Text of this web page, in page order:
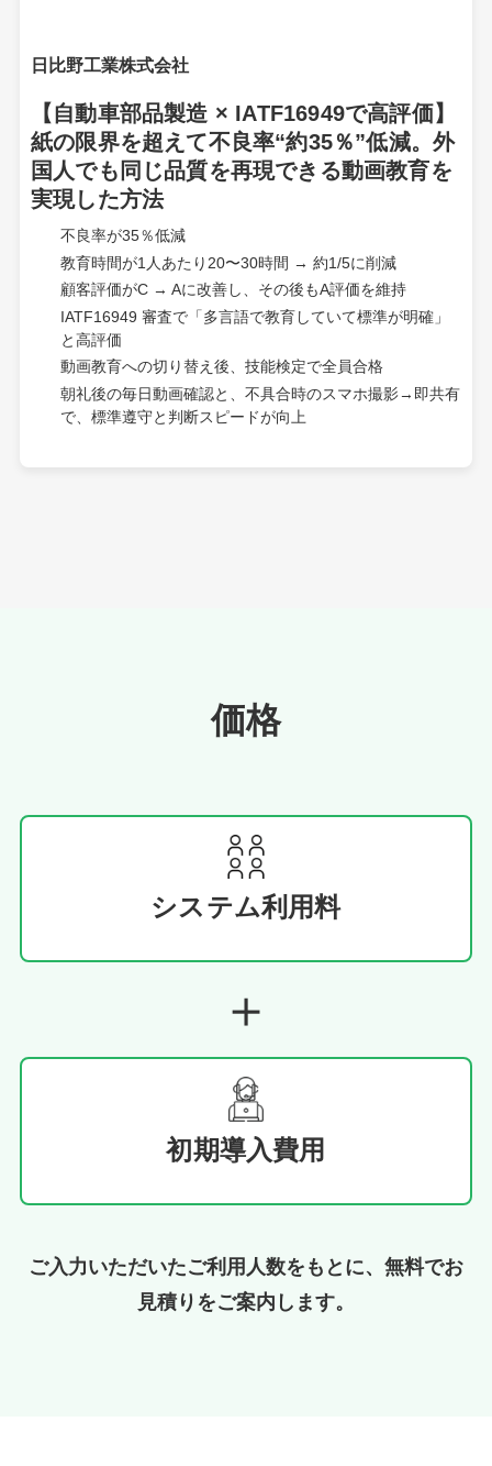
日比野工業株式会社
【自動車部品製造 × IATF16949で高評価】
紙の限界を超えて不良率“約35％”低減。外
国人でも同じ品質を再現できる動画教育を
実現した方法
不良率が35％低減
教育時間が1人あたり20〜30時間 → 約1/5に削減
顧客評価がC → Aに改善し、その後もA評価を維持
IATF16949 審査で「多言語で教育していて標準が明確」
と高評価
動画教育への切り替え後、技能検定で全員合格
朝礼後の毎日動画確認と、不具合時のスマホ撮影→即共有
で、標準遵守と判断スピードが向上
価格
システム利用料
＋
初期導入費用
ご入力いただいたご利用人数をもとに、無料でお
見積りをご案内します。